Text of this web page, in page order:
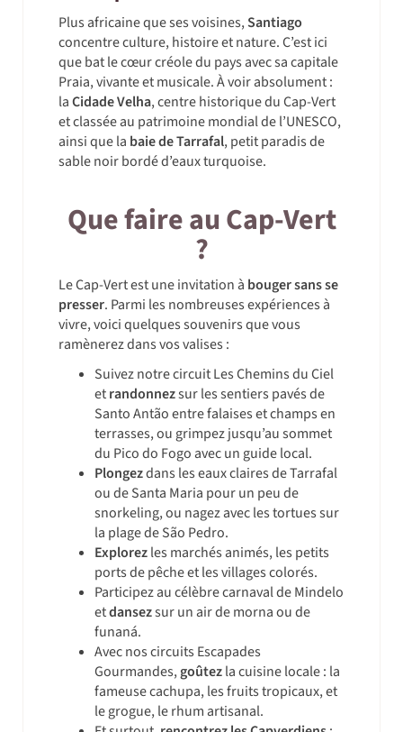
Plus africaine que ses voisines,Santiago
concentre culture, histoire et nature. C’est ici
que bat le cœur créole du pays avec sa capitale
Praia, vivante et musicale. À voir absolument :
laCidade Velha, centre historique du Cap-Vert
et classée au patrimoine mondial de l’UNESCO,
ainsi que la baie de Tarrafal, petit paradis de
sable noir bordé d’eaux turquoise.
Que faire au Cap-Vert
?
Le Cap-Vert est une invitation à bouger sans se
presser. Parmi les nombreuses expériences à
vivre, voici quelques souvenirs que vous
ramènerez dans vos valises :
Suivez notre circuit Les Chemins du Ciel
etrandonnezsur les sentiers pavés de
Santo Antão entre falaises et champs en
terrasses, ou grimpez jusqu’au sommet
du Pico do Fogo avec un guide local.
Plongezdans les eaux claires de Tarrafal
ou de Santa Maria pour un peu de
snorkeling, ou nagez avec les tortues sur
la plage de São Pedro.
Explorezles marchés animés, les petits
ports de pêche et les villages colorés.
Participez au célèbre carnaval de Mindelo
etdansezsur un air de morna ou de
funaná.
Avec nos circuits Escapades
Gourmandes,goûtezla cuisine locale : la
fameuse cachupa, les fruits tropicaux, et
le grogue, le rhum artisanal.